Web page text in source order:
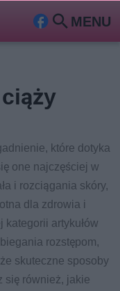
MENU
Fa Szu
które dotyka
one najczęściej w
i rozciągania skóry,
dla zdrowia i
kategorii artykułów
rozstępom,
skuteczne sposoby
się również, jakie